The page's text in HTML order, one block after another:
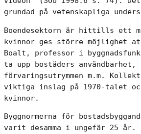
grundad på vetenskapliga
Boendesektorn är hittills ett
kvinnor ges större möjlighet
Boalt, professor i
ta upp bostäders
förvaringsutrymmen m.m.
viktiga inslag på 1970-talet
kvinnor.
Byggnormerna för
varit desamma i ungefär 25 år.